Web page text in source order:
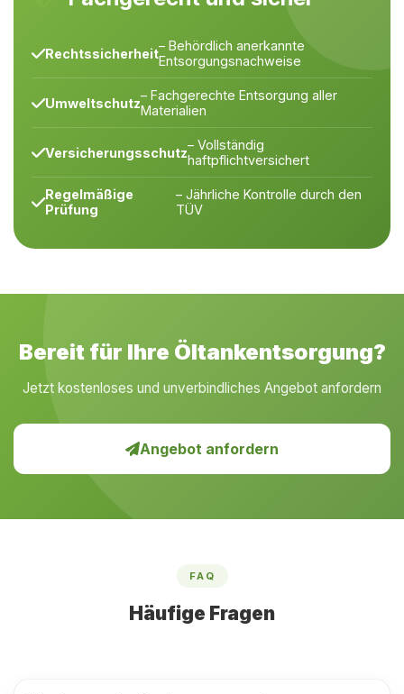
Rechtssicherheit– Behördlich anerkannte
Entsorgungsnachweise
Umweltschutz– Fachgerechte Entsorgung aller
Materialien
Versicherungsschutz– Vollständig
haftpflichtversichert
Regelmäßige
Prüfung
– Jährliche Kontrolle durch den
TÜV
Bereit für Ihre Öltankentsorgung?
Jetzt kostenloses und unverbindliches Angebot anfordern
Angebot anfordern
FAQ
Häufige Fragen